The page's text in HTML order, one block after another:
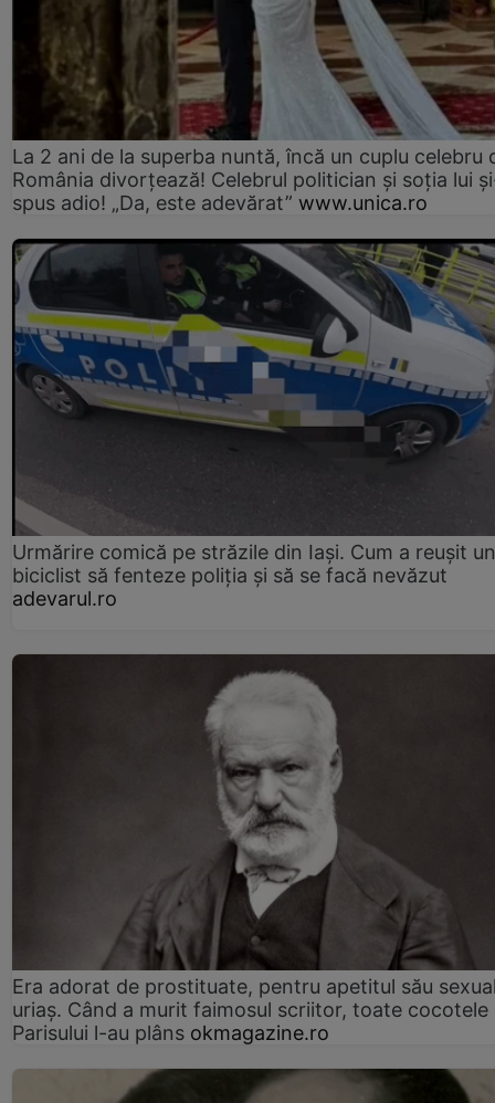
La 2 ani de la superba nuntă, încă un cuplu celebru
România divorțează! Celebrul politician și soția lui
spus adio! „Da, este adevărat” www.unica.ro
Urmărire comică pe străzile din Iași. Cum a reușit un
biciclist să fenteze poliția și să se facă nevăzut
adevarul.ro
Era adorat de prostituate, pentru apetitul său
uriaș. Când a murit faimosul scriitor, toate cocotele
Parisului l-au plâns okmagazine.ro